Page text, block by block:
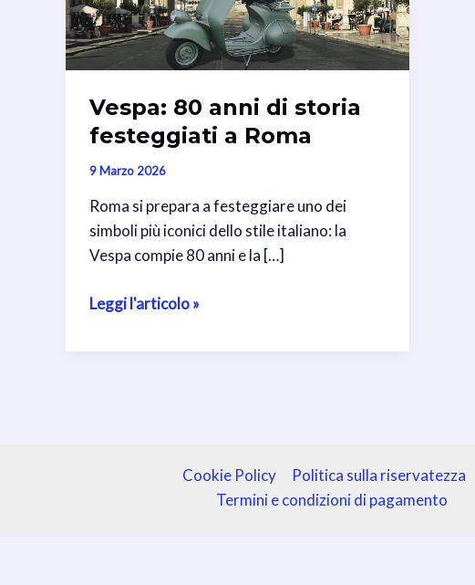
Vespa: 80 anni di storia
festeggiati a Roma
9 Marzo 2026
Roma si prepara a festeggiare uno dei
simboli più iconici dello stile italiano: la
Vespa compie 80 anni e la […]
Vespa:
Leggi l'articolo »
Cookie Policy
Politica sulla riservatezza
Termini e condizioni di pagamento